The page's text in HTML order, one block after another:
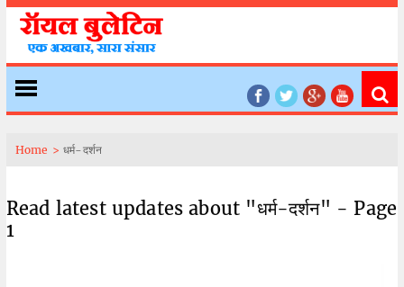
Home > धर्म-दर्शन
Read latest updates about "धर्म-दर्शन" - Page
1